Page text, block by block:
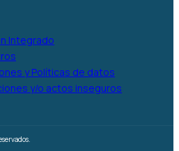
Integrado
y Políticas de datos
y/o actos inseguros